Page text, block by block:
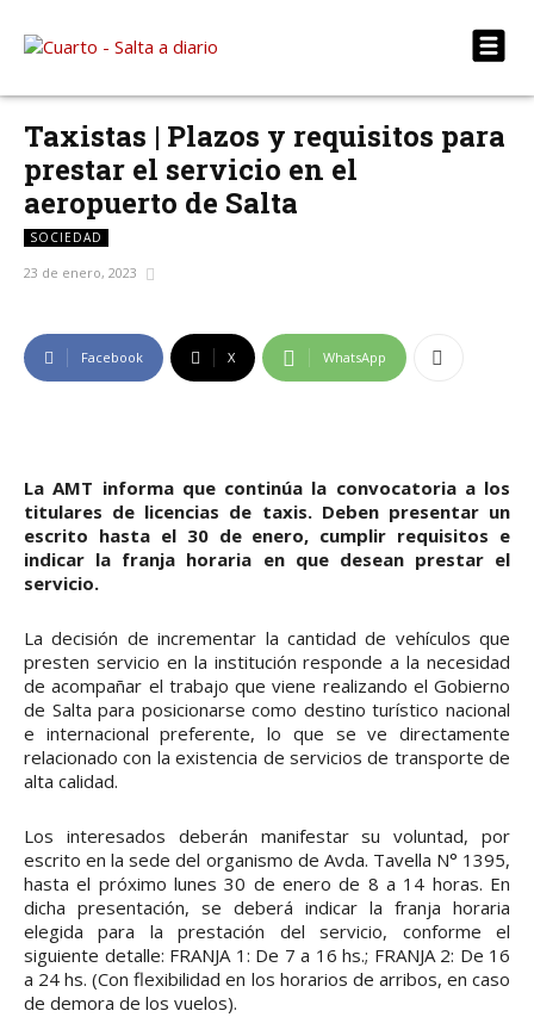
Taxistas | Plazos y requisitos para
prestar el servicio en el
aeropuerto de Salta
SOCIEDAD
23 de enero, 2023
Facebook X WhatsApp
La AMT informa que continúa la convocatoria a los
titulares de licencias de taxis. Deben presentar un
escrito hasta el 30 de enero, cumplir requisitos e
indicar la franja horaria en que desean prestar el
servicio.
La decisión de incrementar la cantidad de vehículos que
presten servicio en la institución responde a la necesidad
de acompañar el trabajo que viene realizando el Gobierno
de Salta para posicionarse como destino turístico nacional
e internacional preferente, lo que se ve directamente
relacionado con la existencia de servicios de transporte de
alta calidad.
Los interesados deberán manifestar su voluntad, por
escrito en la sede del organismo de Avda. Tavella N° 1395,
hasta el próximo lunes 30 de enero de 8 a 14 horas. En
dicha presentación, se deberá indicar la franja horaria
elegida para la prestación del servicio, conforme el
siguiente detalle: FRANJA 1: De 7 a 16 hs.; FRANJA 2: De 16
a 24 hs. (Con flexibilidad en los horarios de arribos, en caso
de demora de los vuelos).